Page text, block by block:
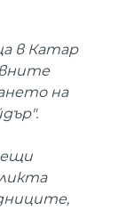
в Катар
на